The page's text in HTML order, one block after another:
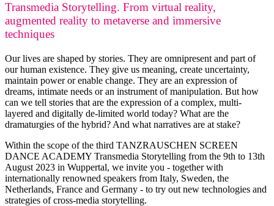
Transmedia Storytelling. From virtual reality,
augmented reality to metaverse and immersive
techniques
Our lives are shaped by stories. They are omnipresent and part of
our human existence. They give us meaning, create uncertainty,
maintain power or enable change. They are an expression of
dreams, intimate needs or an instrument of manipulation. But how
can we tell stories that are the expression of a complex, multi-
layered and digitally de-limited world today? What are the
dramaturgies of the hybrid? And what narratives are at stake?
Within the scope of the third TANZRAUSCHEN SCREEN
DANCE ACADEMY Transmedia Storytelling from the 9th to 13th
August 2023 in Wuppertal, we invite you - together with
internationally renowned speakers from Italy, Sweden, the
Netherlands, France and Germany - to try out new technologies and
strategies of cross-media storytelling.